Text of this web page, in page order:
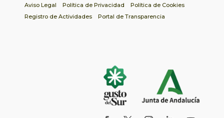
Aviso Legal Política de Privacidad
Política de Cookies
Registro de Actividades
Portal de Transparencia